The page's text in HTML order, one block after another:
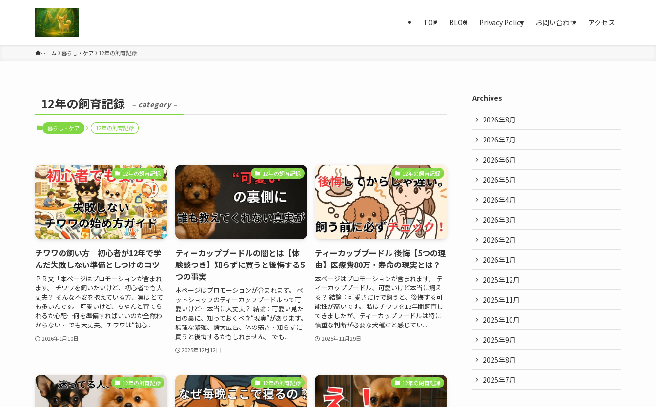
TOP BLOG Privacy Policy お問い合わせ アクセス
ホーム 暮らし・ケア 12年の飼育記録
12年の飼育記録 – category –
暮らし・ケア 12年の飼育記録
12年の飼育記録
チワワの飼い方｜初心者が12年で学
んだ失敗しない準備としつけのコツ
ＰＲ文「本ページはプロモーションが含まれ
ます。 チワワを飼いたいけど、初心者でも大
丈夫？ そんな不安を抱えている方、実はとて
も多いんです。 可愛いけど、ちゃんと育てら
れるか心配…何を準備すればいいのか全然わ
からない… でも大丈夫。チワワは“初心...
2026年1月10日
12年の飼育記録
ティーカッププードルの闇とは【体
験談つき】知らずに買うと後悔する5
つの事実
本ページはプロモーションが含まれます。 ペ
ットショップのティーカッププードルって可
愛いけど…本当に大丈夫？ 結論：可愛い見た
目の裏に、知っておくべき“現実”があります。
無理な繁殖、誇大広告、体の弱さ…知らずに
買うと後悔するかもしれません。 でも...
2025年12月12日
12年の飼育記録
ティーカッププードル 後悔【5つの理
由】医療費80万・寿命の現実とは？
本ページはプロモーションが含まれます。 テ
ィーカッププードル、可愛いけど本当に飼え
る？ 結論：可愛さだけで飼うと、後悔する可
能性が高いです。 私はチワワを12年間飼育し
てきましたが、ティーカッププードルは特に
慎重な判断が必要な犬種だと感じてい...
2025年11月29日
12年の飼育記録 12年の飼育記録 12年の飼育記録
Archives
2026年8月
2026年7月
2026年6月
2026年5月
2026年4月
2026年3月
2026年2月
2026年1月
2025年12月
2025年11月
2025年10月
2025年9月
2025年8月
2025年7月